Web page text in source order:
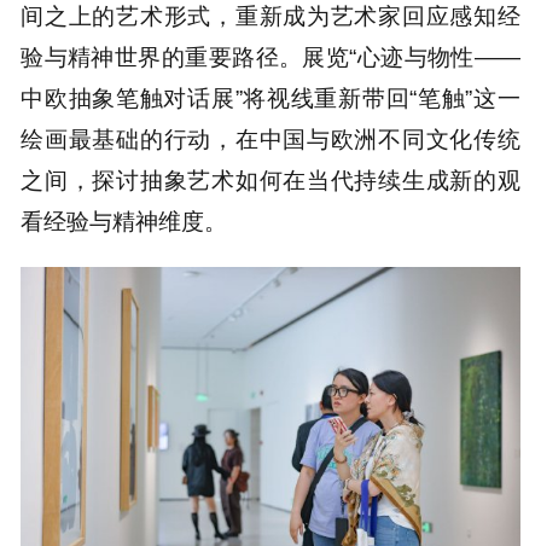
间之上的艺术形式，重新成为艺术家回应感知经
验与精神世界的重要路径。展览“心迹与物性——
中欧抽象笔触对话展”将视线重新带回“笔触”这一
绘画最基础的行动，在中国与欧洲不同文化传统
之间，探讨抽象艺术如何在当代持续生成新的观
看经验与精神维度。